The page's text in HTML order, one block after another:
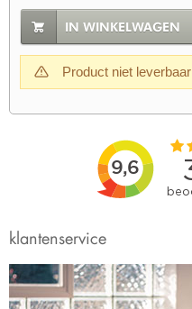
IN WINKELWAGEN
Product niet leverbaar
klantenservice